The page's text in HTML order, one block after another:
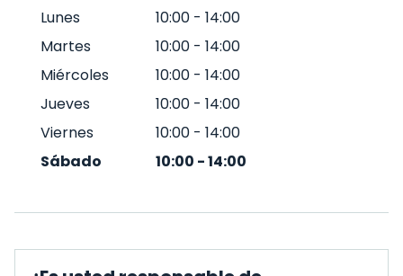
Lunes
10:00 - 14:00
Martes
10:00 - 14:00
Miércoles
10:00 - 14:00
Jueves
10:00 - 14:00
Viernes
10:00 - 14:00
Sábado
10:00 -14:00